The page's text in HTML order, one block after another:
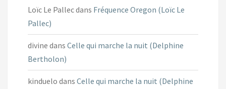
Loïc Le Pallecdans Fréquence Oregon (Loïc Le
Pallec)
divine dans Celle qui marche la nuit (Delphine
Bertholon)
kinduelo dans Celle qui marche la nuit (Delphine